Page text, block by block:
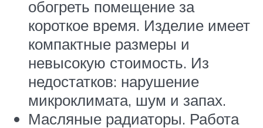
обогреть помещение за
короткое время. Изделие имеет
компактные размеры и
невысокую стоимость. Из
недостатков: нарушение
микроклимата, шум и запах.
Масляные радиаторы. Работа